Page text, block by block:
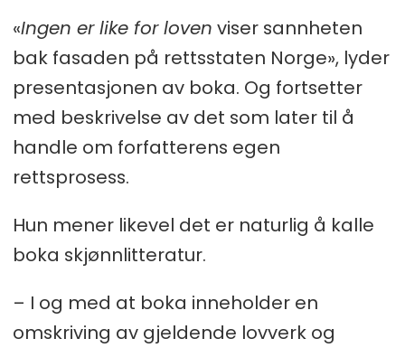
«Ingen er like for loven viser sannheten
bak fasaden på rettsstaten Norge», lyder
presentasjonen av boka. Og fortsetter
med beskrivelse av det som later til å
handle om forfatterens egen
rettsprosess.
Hun mener likevel det er naturlig å kalle
boka skjønnlitteratur.
– I og med at boka inneholder en
omskriving av gjeldende lovverk og